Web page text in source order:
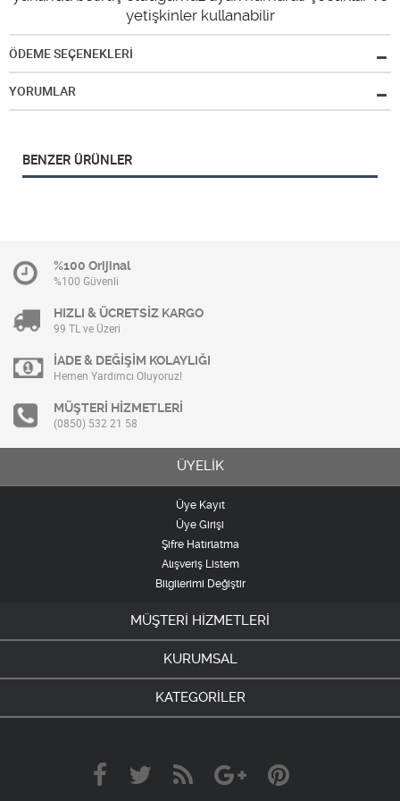
yetişkinler kullanabilir
ÖDEME SEÇENEKLERİ
YORUMLAR
BENZER ÜRÜNLER
%100 Orijinal
%100 Güvenli
HIZLI & ÜCRETSİZ KARGO
99 TL ve Üzeri
İADE & DEĞİŞİM KOLAYLIĞI
Hemen Yardımcı Oluyoruz!
MÜŞTERİ HİZMETLERİ
(0850) 532 21 58
ÜYELİK
Üye Kayıt
Üye Girişi
Şifre Hatırlatma
Alışveriş Listem
Bilgilerimi Değiştir
MÜŞTERİ HİZMETLERİ
KURUMSAL
KATEGORİLER